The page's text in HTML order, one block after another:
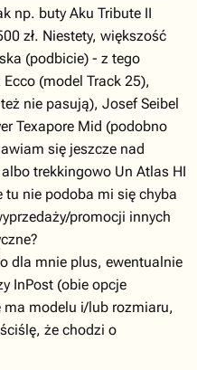
np. buty Aku Tribute II
zł. Niestety, większość
(podbicie) - z tego
(model Track 25),
nie pasują), Josef Seibel
Texapore Mid (podobno
się jeszcze nad
trekkingowo Un Atlas HI
tu nie podoba mi się chyba
promocji innych
dla mnie plus, ewentualnie
InPost (obie opcje
ma modelu i/lub rozmiaru,
że chodzi o